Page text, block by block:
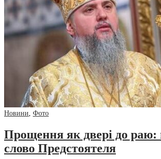
Новини Фото
Прощення як двері до раю:
слово Предстоятеля